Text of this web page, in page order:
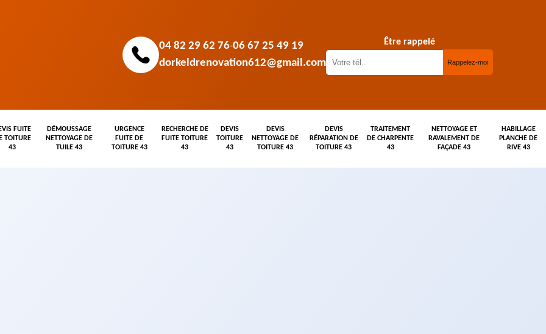
04 82 29 62 76-06 67 25 49 19
dorkeldrenovation612@gmail.com
Être rappelé
FUITE
TOITURE
43
DÉMOUSSAGE
NETTOYAGE DE
TUILE 43
URGENCE
FUITE DE
TOITURE 43
RECHERCHE DE
FUITE TOITURE
43
DEVIS
TOITURE
43
DEVIS
NETTOYAGE DE
TOITURE 43
DEVIS
RÉPARATION DE
TOITURE 43
TRAITEMENT
DE CHARPENTE
43
NETTOYAGE ET
RAVALEMENT DE
FAÇADE 43
HABILLAGE
PLANCHE DE
RIVE 43